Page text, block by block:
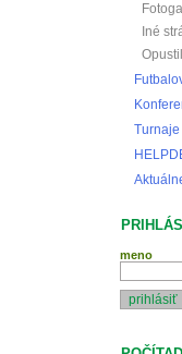
Iné
Turnaje
meno